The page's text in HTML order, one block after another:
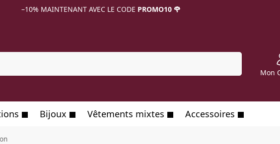
–10% MAINTENANT AVEC LE CODE PROMO10 🌹
Mon
Bijoux Vêtements mixtes Accessoires